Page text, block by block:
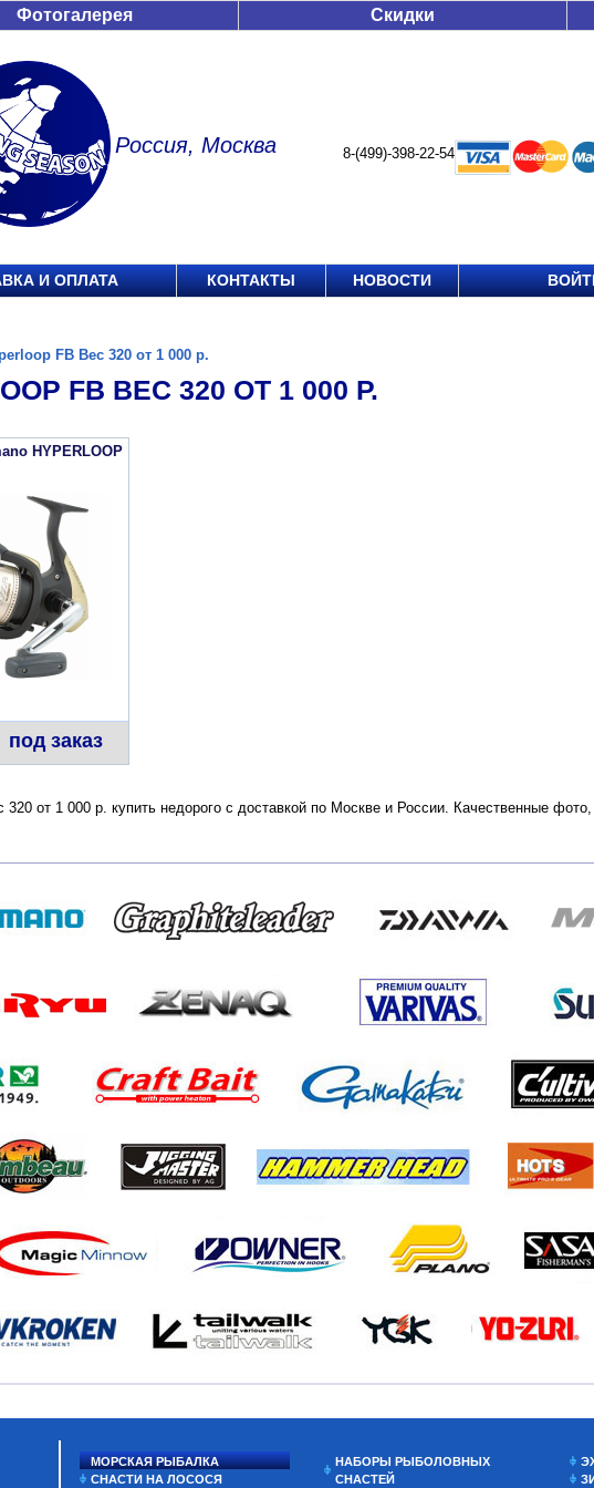
Фотогалерея Скидки
Россия, Москва 8-(499)-398-22-54
И ОПЛАТА КОНТАКТЫ НОВОСТИ
FB Вес 320 от 1 000 р.
FB ВЕС 320 ОТ 1 000 Р.
HYPERLOOP
под заказ
320 от 1 000 р. купить недорого с доставкой по Москве и России. Качественные
МОРСКАЯ РЫБАЛКА
СНАСТИ НА ЛОСОСЯ
НАБОРЫ РЫБОЛОВНЫХ
СНАСТЕЙ